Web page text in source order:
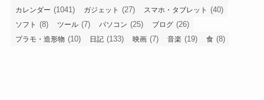
カレンダー (1041) ガジェット (27) スマホ・タブレット (40)
ソフト (8) ツール (7) パソコン (25) ブログ (26)
プラモ・造形物 (10) 日記 (133) 映画 (7) 音楽 (19) 食 (8)